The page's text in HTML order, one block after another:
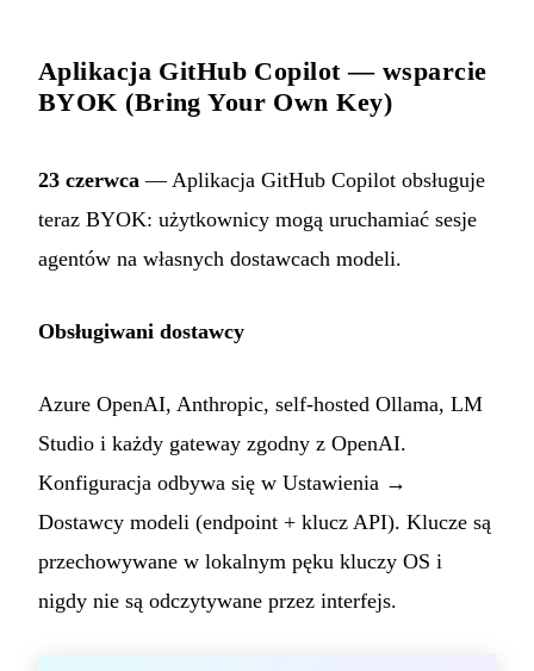
Aplikacja GitHub Copilot — wsparcie
BYOK (Bring Your Own Key)
23 czerwca — Aplikacja GitHub Copilot obsługuje
teraz BYOK: użytkownicy mogą uruchamiać sesje
agentów na własnych dostawcach modeli.
Obsługiwani dostawcy
Azure OpenAI, Anthropic, self-hosted Ollama, LM
Studio i każdy gateway zgodny z OpenAI.
Konfiguracja odbywa się w Ustawienia →
Dostawcy modeli (endpoint + klucz API). Klucze są
przechowywane w lokalnym pęku kluczy OS i
nigdy nie są odczytywane przez interfejs.